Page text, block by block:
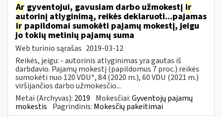
Ar gyventojui, gavusiam darbo užmokestį ir
autorinį atlyginimą, reikės deklaruoti...pajamas
ir papildomai sumokėti pajamų mokestį, jeigu
jo tokių metinių pajamų suma
Web turinio sąrašas 2019-03-12
Reikės, jeigu: - autorinis atlyginimas yra gautas iš
darbdavio. Pajamų mokestį (papildomus 7 proc.) reikės
sumokėti nuo 120 VDU*, 84 (2020 m.), 60 VDU (2021 m.)
viršijančios darbo užmokesčio...
Metai (Archyvas): 2019 Mokesčiai:Gyventojų pajamų
mokestis Pagrindinis: Mokesčių pakeitimai